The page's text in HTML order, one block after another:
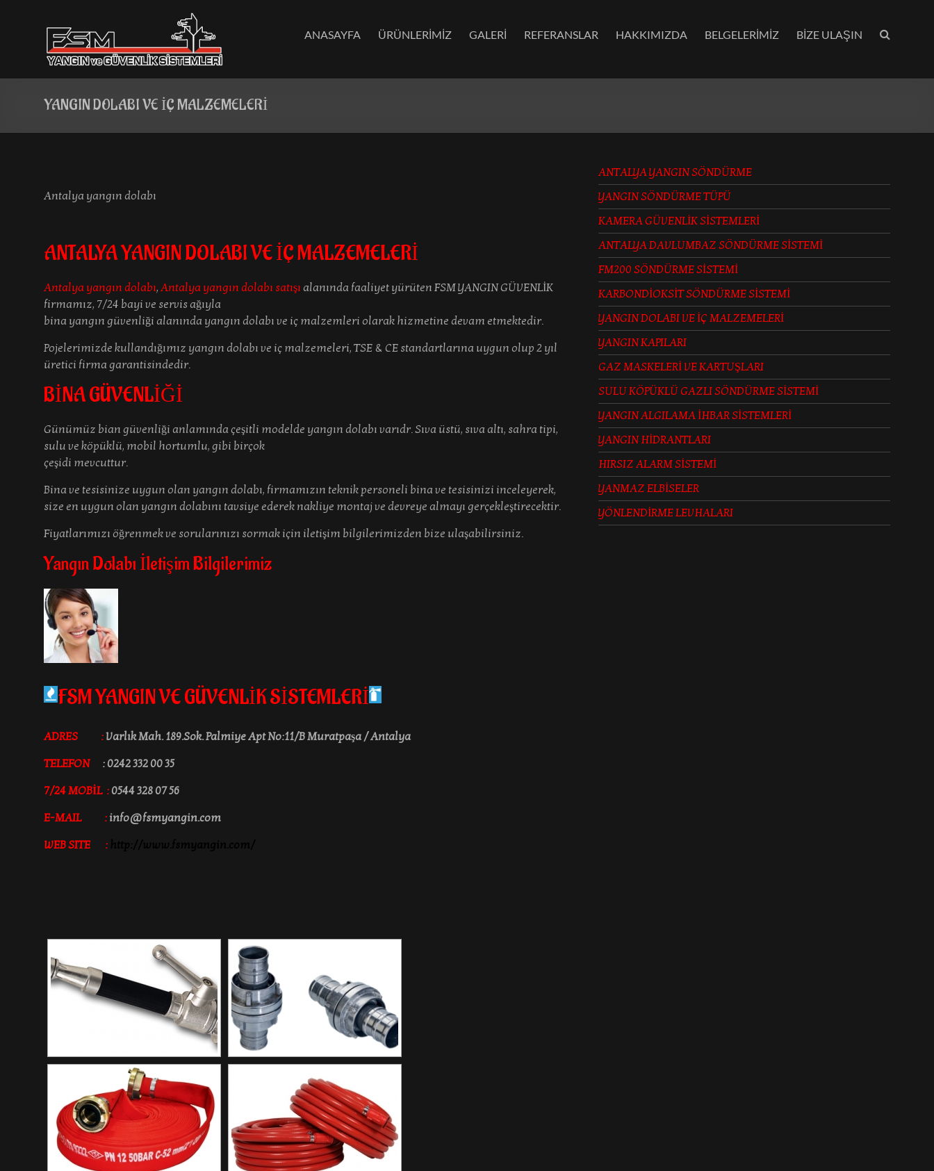
ANASAYFA ÜRÜNLERİMİZ GALERİ REFERANSLAR HAKKIMIZDA BELGELERİMİZ BİZE ULAŞIN
YANGIN DOLABI VE İÇ MALZEMELERİ
Antalya yangın dolabı
ANTALYA YANGIN DOLABI VE İÇ MALZEMELERİ
Antalya yangın dolabı, Antalya yangın dolabı satışı alanında faaliyet yürüten FSM YANGIN GÜVENLİK
firmamız, 7/24 bayi ve servis ağıyla
bina yangın güvenliği alanında yangın dolabı ve iç malzemleri olarak hizmetine devam etmektedir.
Pojelerimizde kullandığımız yangın dolabı ve iç malzemeleri, TSE & CE standartlarına uygun olup 2 yıl
üretici firma garantisindedir.
BİNA GÜVENLİĞİ
Günümüz bian güvenliği anlamında çeşitli modelde yangın dolabı varıdr. Sıva üstü, sıva altı, sahra tipi,
sulu ve köpüklü, mobil hortumlu, gibi birçok
çeşidi mevcuttur.
Bina ve tesisinize uygun olan yangın dolabı, firmamızın teknik personeli bina ve tesisinizi inceleyerek,
size en uygun olan yangın dolabını tavsiye ederek nakliye montaj ve devreye almayı gerçekleştirecektir.
Fiyatlarımızı öğrenmek ve sorularınızı sormak için iletişim bilgilerimizden bize ulaşabilirsiniz.
Yangın Dolabı İletişim Bilgilerimiz
FSM YANGIN VE GÜVENLİK SİSTEMLERİ
ADRES :Varlık Mah. 189.Sok. Palmiye Apt No:11/B Muratpaşa / Antalya
TELEFON : 0242 332 00 35
7/24 MOBİL : 0544 328 07 56
E-MAIL :info@fsmyangin.com
WEB SITE :
ANTALYA YANGIN SÖNDÜRME
YANGIN SÖNDÜRME TÜPÜ
KAMERA GÜVENLİK SİSTEMLERİ
ANTALYA DAVLUMBAZ SÖNDÜRME SİSTEMİ
FM200 SÖNDÜRME SİSTEMİ
KARBONDİOKSİT SÖNDÜRME SİSTEMİ
YANGIN DOLABI VE İÇ MALZEMELERİ
YANGIN KAPILARI
GAZ MASKELERİ VE KARTUŞLARI
SULU KÖPÜKLÜ GAZLI SÖNDÜRME SİSTEMİ
YANGIN ALGILAMA İHBAR SİSTEMLERİ
YANGIN HİDRANTLARI
HIRSIZ ALARM SİSTEMİ
YANMAZ ELBİSELER
YÖNLENDİRME LEVHALARI